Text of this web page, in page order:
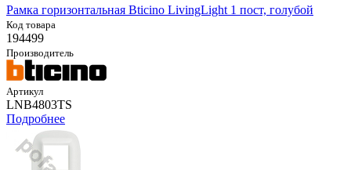
Рамка горизонтальная Bticino LivingLight 1 пост, голубой
Код товара
194499
Производитель
Артикул
LNB4803TS
Подробнее